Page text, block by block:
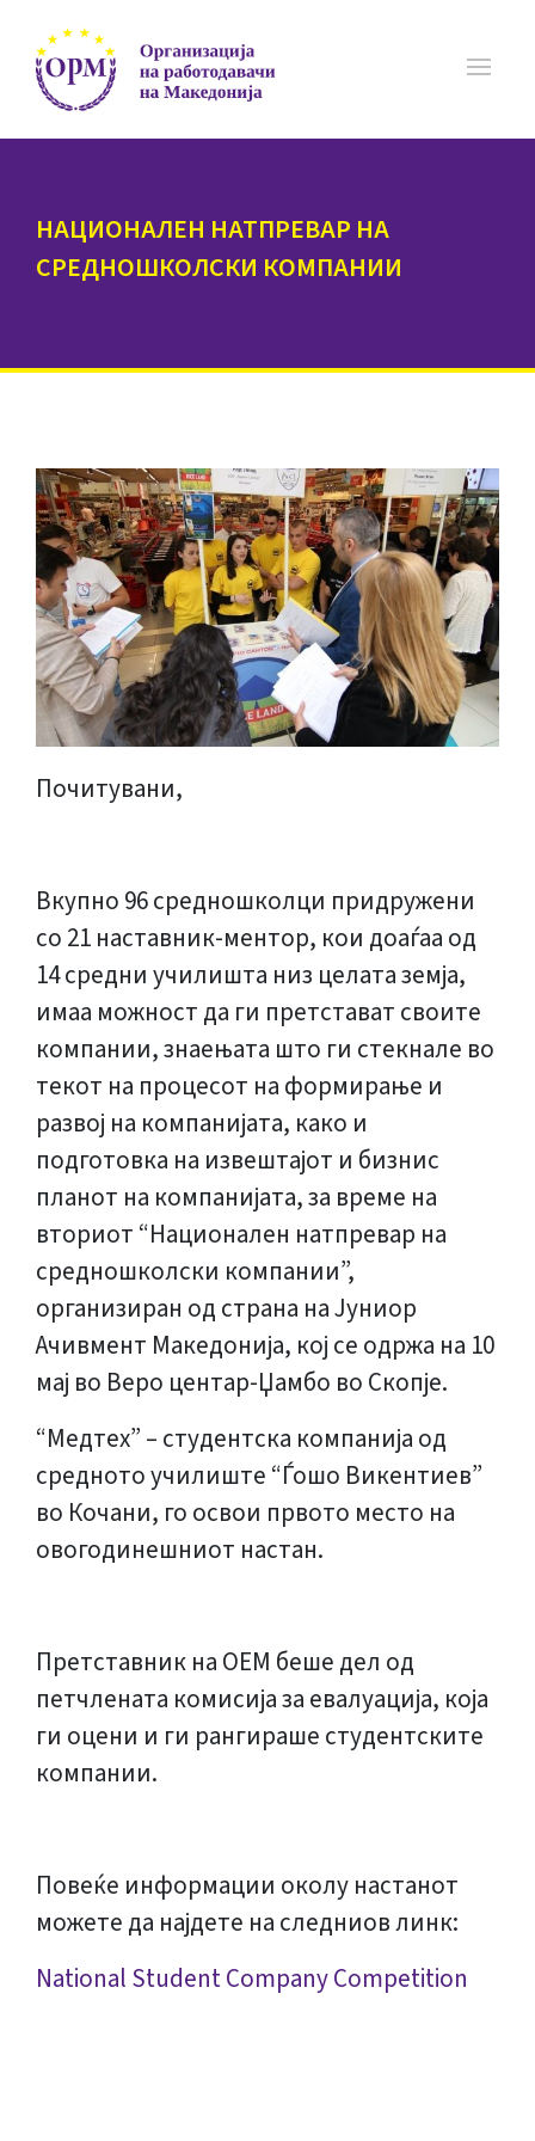
НАЦИОНАЛЕН НАТПРЕВАР НА
СРЕДНОШКОЛСКИ КОМПАНИИ
Почитувани,
Вкупно 96 средношколци придружени
со 21 наставник-ментор, кои доаѓаа од
14 средни училишта низ целата земја,
имаа можност да ги претстават своите
компании, знаењата што ги стекнале во
текот на процесот на формирање и
развој на компанијата, како и
подготовка на извештајот и бизнис
планот на компанијата, за време на
вториот “Национален натпревар на
средношколски компании”,
организиран од страна на Јуниор
Ачивмент Македонија, кој се одржа на 10
мај во Веро центар-Џамбо во Скопје.
“Медтех” – студентска компанија од
средното училиште “Ѓошо Викентиев”
во Кочани, го освои првото место на
овогодинешниот настан.
Претставник на ОЕМ беше дел од
петчлената комисија за евалуација, која
ги оцени и ги рангираше студентските
компании.
Повеќе информации околу настанот
можете да најдете на следниов линк:
National Student Company Competition